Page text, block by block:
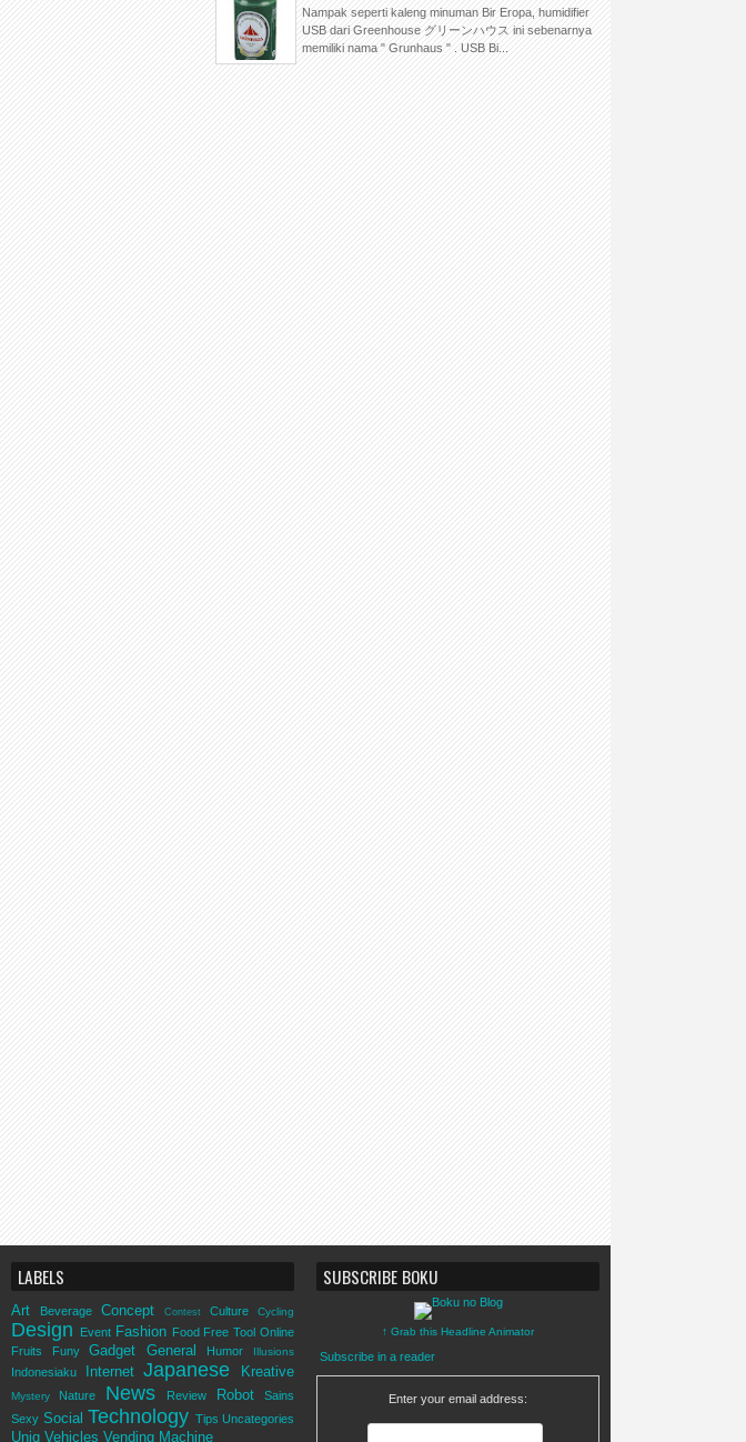
Nampak seperti kaleng minuman Bir Eropa, humidifier
USB dari Greenhouse グリーンハウス ini sebenarnya
memiliki nama " Grunhaus " . USB Bi...
LABELS
Art Beverage Concept Contest Culture Cycling
Design Event Fashion Food Free Tool Online
Fruits
Funy Gadget General Humor Illusions
Indonesiaku Internet Japanese Kreative
Mystery Nature News Review Robot
Sains
Sexy Social Technology Tips Uncategories
Uniq Vehicles Vending Machine
SUBSCRIBE BOKU
↑ Grab this Headline Animator
Subscribe in a reader
Enter your email address: